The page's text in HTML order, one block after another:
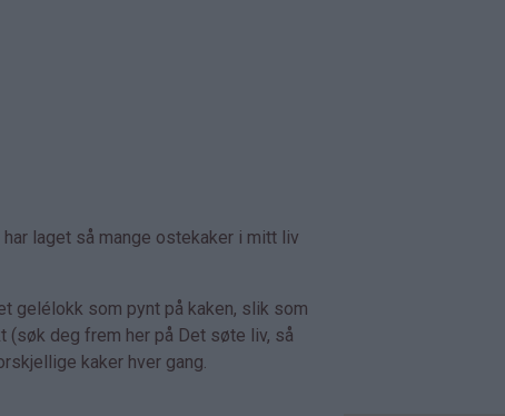
laget så mange ostekaker i mitt liv
gelélokk som pynt på kaken, slik som
deg frem her på Det søte liv, så
kaker hver gang.